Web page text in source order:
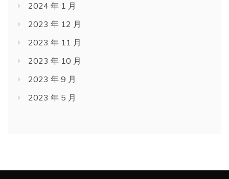
2024 年 1 月
2023 年 12 月
2023 年 11 月
2023 年 10 月
2023 年 9 月
2023 年 5 月